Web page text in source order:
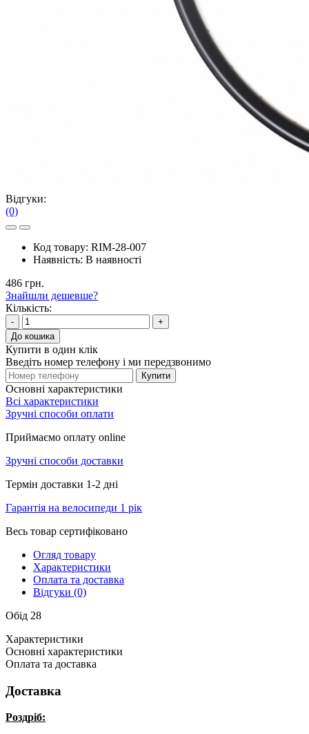
Відгуки:
(0)
Код товару: RIM-28-007
Наявність: В наявності
486 грн.
Знайшли дешевше?
Кількість:
-
+
До кошика
Купити в один клік
Введіть номер телефону і ми передзвонимо
Купити
Основні характеристики
Всі характеристики
Зручні способи оплати
Приймаємо оплату online
Зручні способи доставки
Термін доставки 1-2 дні
Гарантія на велосипеди 1 рік
Весь товар сертифіковано
Огляд товару
Характеристики
Оплата та доставка
Відгуки (0)
Обід 28
Характеристики
Основні характеристики
Оплата та доставка
Доставка
Роздріб: